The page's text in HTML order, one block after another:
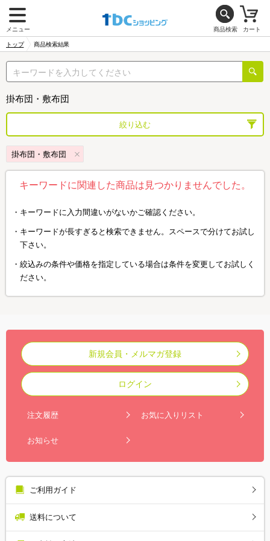
メニュー 商品検索 カート
トップ 商品検索結果
掛布団・敷布団
絞り込む
掛布団・敷布団
キーワードに関連した商品は見つかりませんでした。
キーワードに入力間違いがないかご確認ください。
キーワードが長すぎると検索できません。スペースで分けてお試し
下さい。
絞込みの条件や価格を指定している場合は条件を変更してお試しく
ださい。
新規会員・メルマガ登録
ログイン
注文履歴 お気に入りリスト
お知らせ
ご利用ガイド
送料について